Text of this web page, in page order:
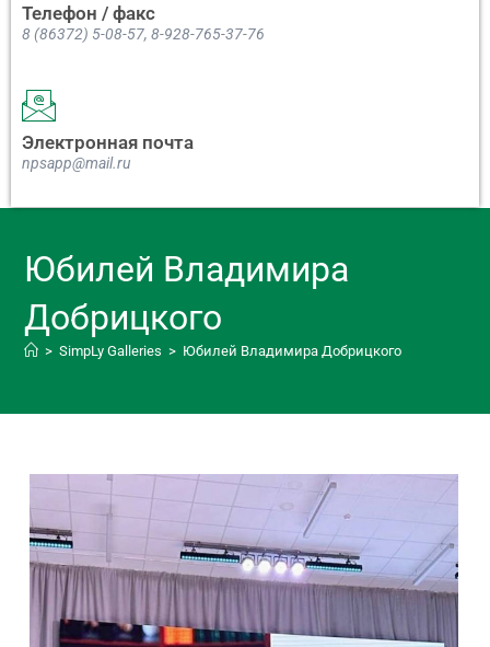
Телефон / факс
8 (86372) 5-08-57, 8-928-765-37-76
Электронная почта
npsapp@mail.ru
Юбилей Владимира
Добрицкого
> SimpLy Galleries > Юбилей Владимира Добрицкого